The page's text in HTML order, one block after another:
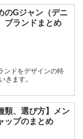
のGジャン（デニ
ブランドまとめ
ンドをデザインの特
きます。
類、選び方】メン
ップのまとめ